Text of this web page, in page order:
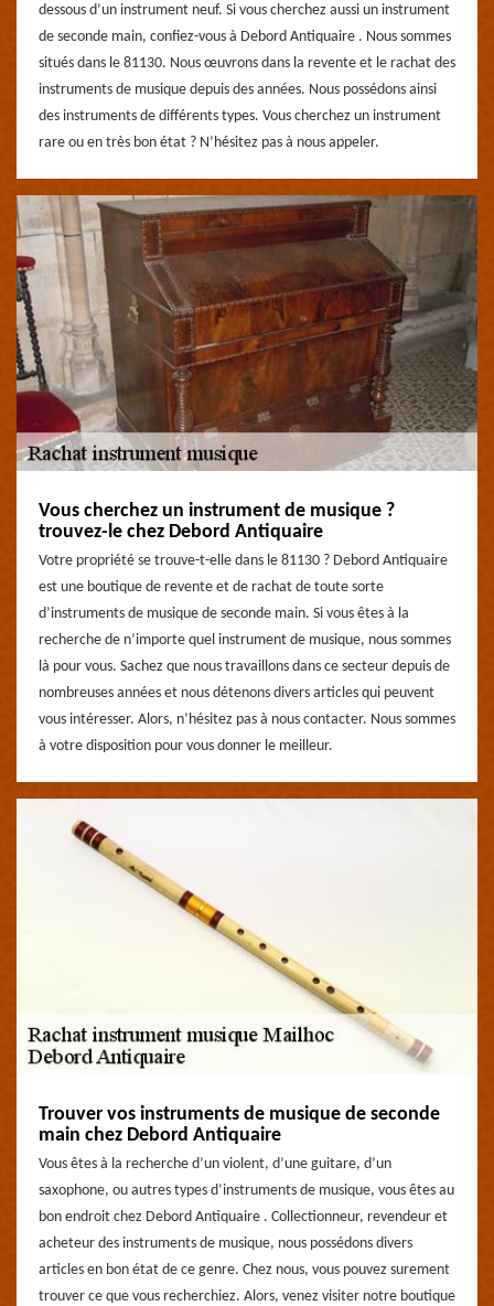
dessous d’un instrument neuf. Si vous cherchez aussi un instrument
de seconde main, confiez-vous à Debord Antiquaire . Nous sommes
situés dans le 81130. Nous œuvrons dans la revente et le rachat des
instruments de musique depuis des années. Nous possédons ainsi
des instruments de différents types. Vous cherchez un instrument
rare ou en très bon état ? N’hésitez pas à nous appeler.
Vous cherchez un instrument de musique ?
trouvez-le chez Debord Antiquaire
Votre propriété se trouve-t-elle dans le 81130 ? Debord Antiquaire
est une boutique de revente et de rachat de toute sorte
d’instruments de musique de seconde main. Si vous êtes à la
recherche de n’importe quel instrument de musique, nous sommes
là pour vous. Sachez que nous travaillons dans ce secteur depuis de
nombreuses années et nous détenons divers articles qui peuvent
vous intéresser. Alors, n’hésitez pas à nous contacter. Nous sommes
à votre disposition pour vous donner le meilleur.
Trouver vos instruments de musique de seconde
main chez Debord Antiquaire
Vous êtes à la recherche d’un violent, d’une guitare, d’un
saxophone, ou autres types d’instruments de musique, vous êtes au
bon endroit chez Debord Antiquaire . Collectionneur, revendeur et
acheteur des instruments de musique, nous possédons divers
articles en bon état de ce genre. Chez nous, vous pouvez surement
trouver ce que vous recherchiez. Alors, venez visiter notre boutique